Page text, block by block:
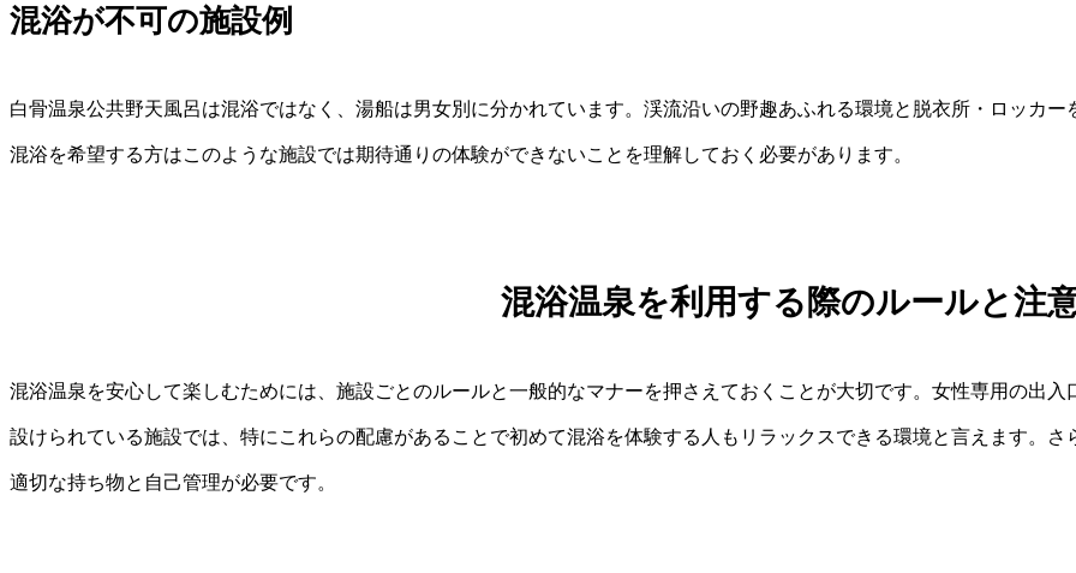
混浴が不可の施設例
白骨温泉公共野天風呂は混浴ではなく、湯船は男女別に分かれています。渓流沿いの野趣あふれる環境と脱衣所・ロッカ
混浴を希望する方はこのような施設では期待通りの体験ができないことを理解しておく必要があります。
混浴温泉を利用する際のルールと注
混浴温泉を安心して楽しむためには、施設ごとのルールと一般的なマナーを押さえておくことが大切です。女性専用の出
設けられている施設では、特にこれらの配慮があることで初めて混浴を体験する人もリラックスできる環境と言えます。
適切な持ち物と自己管理が必要です。